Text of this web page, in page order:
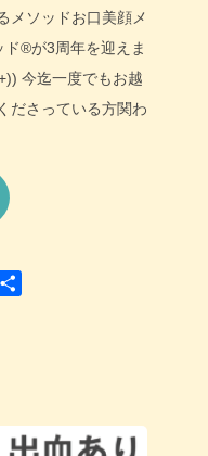
メソッドお口美顔メ
®が3周年を迎えま
今迄一度でもお越
ださっている方関わ